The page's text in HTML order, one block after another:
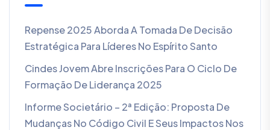
Repense 2025 Aborda A Tomada De Decisão
Estratégica Para Líderes No Espírito Santo
Cindes Jovem Abre Inscrições Para O Ciclo De
Formação De Liderança 2025
Informe Societário – 2ª Edição: Proposta De
Mudanças No Código Civil E Seus Impactos Nos